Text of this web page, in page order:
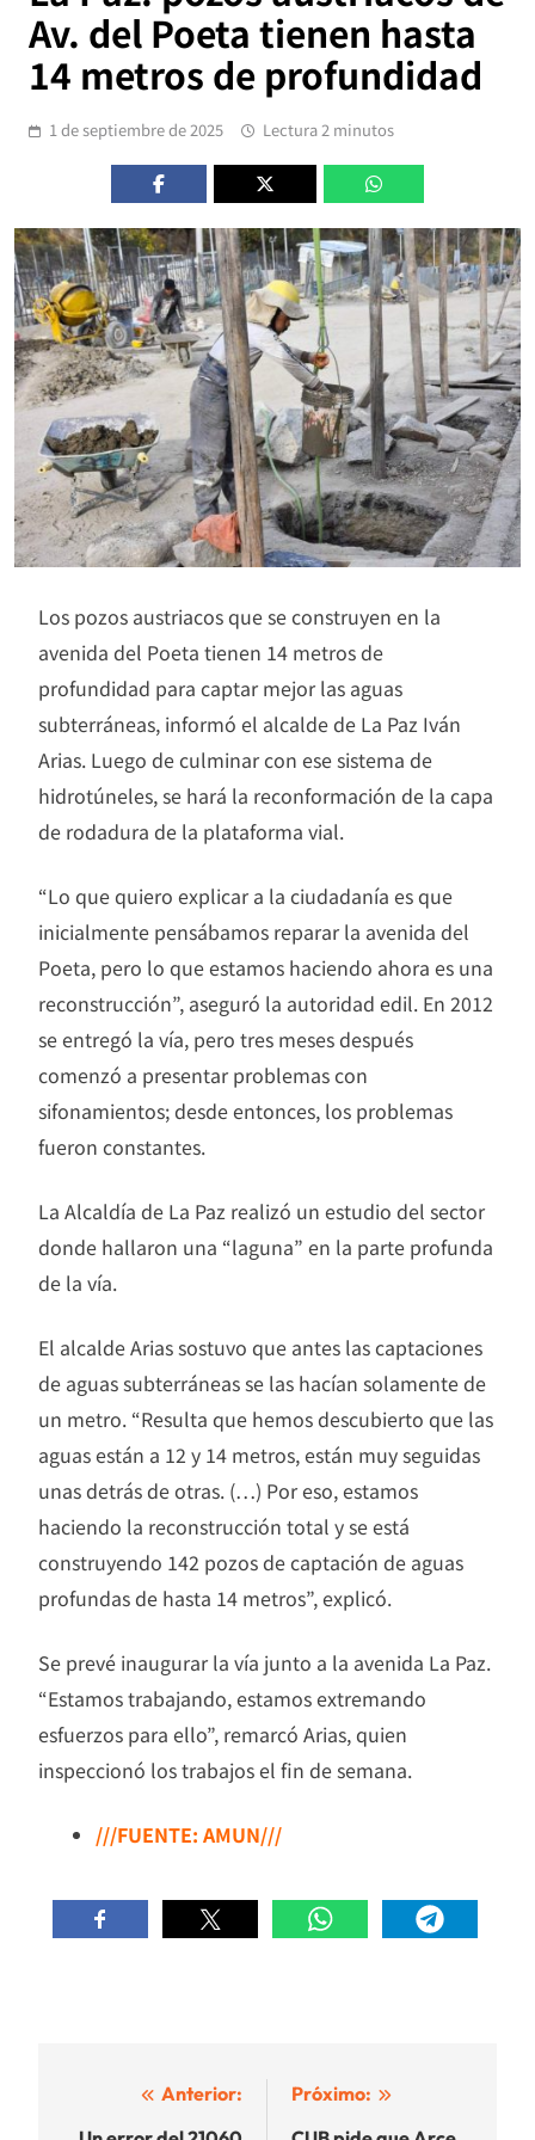
Av. del Poeta tienen hasta
14 metros de profundidad
1 de septiembre de 2025 Lectura 2 minutos
Los pozos austriacos que se construyen en la
avenida del Poeta tienen 14 metros de
profundidad para captar mejor las aguas
subterráneas, informó el alcalde de La Paz Iván
Arias. Luego de culminar con ese sistema de
hidrotúneles, se hará la reconformación de la capa
de rodadura de la plataforma vial.
“Lo que quiero explicar a la ciudadanía es que
inicialmente pensábamos reparar la avenida del
Poeta, pero lo que estamos haciendo ahora es una
reconstrucción”, aseguró la autoridad edil. En 2012
se entregó la vía, pero tres meses después
comenzó a presentar problemas con
sifonamientos; desde entonces, los problemas
fueron constantes.
La Alcaldía de La Paz realizó un estudio del sector
donde hallaron una “laguna” en la parte profunda
de la vía.
El alcalde Arias sostuvo que antes las captaciones
de aguas subterráneas se las hacían solamente de
un metro. “Resulta que hemos descubierto que las
aguas están a 12 y 14 metros, están muy seguidas
unas detrás de otras. (…) Por eso, estamos
haciendo la reconstrucción total y se está
construyendo 142 pozos de captación de aguas
profundas de hasta 14 metros”, explicó.
Se prevé inaugurar la vía junto a la avenida La Paz.
“Estamos trabajando, estamos extremando
esfuerzos para ello”, remarcó Arias, quien
inspeccionó los trabajos el fin de semana.
///FUENTE: AMUN///
Navegación
Anterior:
Próximo: